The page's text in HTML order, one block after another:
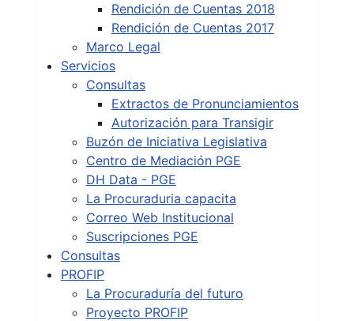
Rendición de Cuentas 2018
Rendición de Cuentas 2017
Marco Legal
Servicios
Consultas
Extractos de Pronunciamientos
Autorización para Transigir
Buzón de Iniciativa Legislativa
Centro de Mediación PGE
DH Data - PGE
La Procuraduria capacita
Correo Web Institucional
Suscripciones PGE
Consultas
PROFIP
La Procuraduría del futuro
Proyecto PROFIP